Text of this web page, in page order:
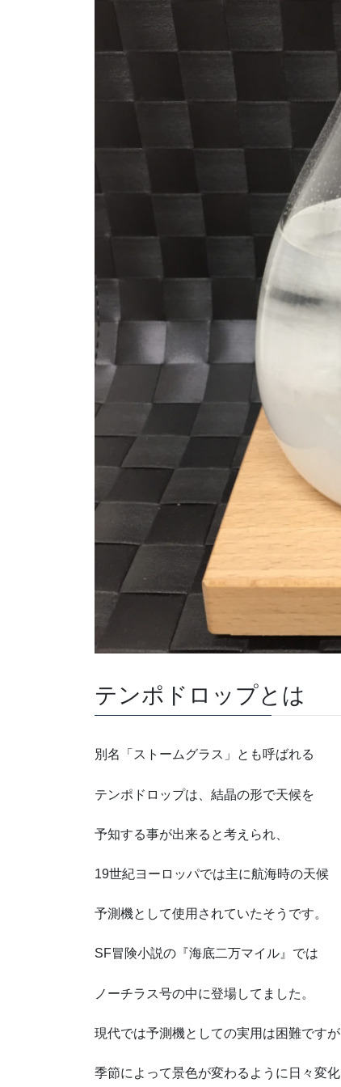
テンポドロップとは
別名「ストームグラス」とも呼ばれる
テンポドロップは、結晶の形で天候を
予知する事が出来ると考えられ、
19世紀ヨーロッパでは主に航海時の天候
予測機として使用されていたそうです。
SF冒険小説の『海底二万マイル』では
ノーチラス号の中に登場してました。
現代では予測機としての実用は困難ですが
季節によって景色が変わるように日々変化